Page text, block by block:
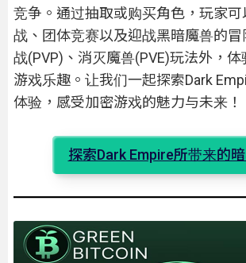
竞争。通过抽取或购买角色，玩家
战、团体竞赛以及迎战黑暗魔兽的
战(PVP)、消灭魔兽(PVE)玩法外，
游戏乐趣。让我们一起探索Dark
体验，感受加密游戏的魅力与未来！
探索Dark Empire所带来的